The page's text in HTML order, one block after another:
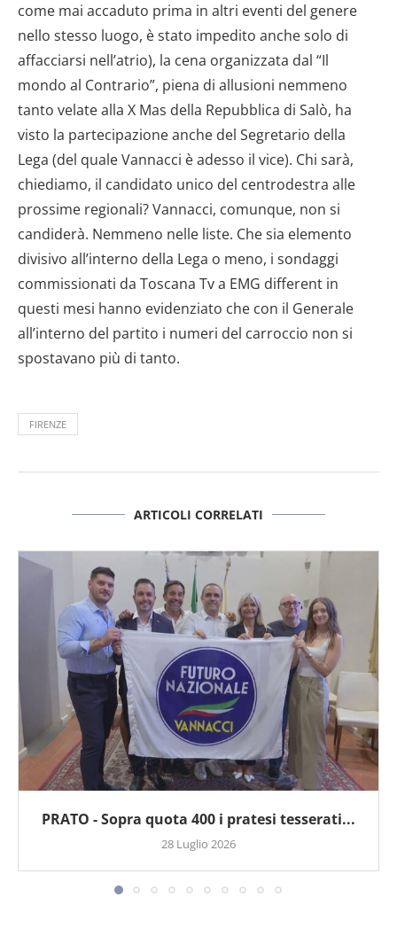
come mai accaduto prima in altri eventi del genere
nello stesso luogo, è stato impedito anche solo di
affacciarsi nell’atrio), la cena organizzata dal “Il
mondo al Contrario”, piena di allusioni nemmeno
tanto velate alla X Mas della Repubblica di Salò, ha
visto la partecipazione anche del Segretario della
Lega (del quale Vannacci è adesso il vice). Chi sarà,
chiediamo, il candidato unico del centrodestra alle
prossime regionali? Vannacci, comunque, non si
candiderà. Nemmeno nelle liste. Che sia elemento
divisivo all’interno della Lega o meno, i sondaggi
commissionati da Toscana Tv a EMG different in
questi mesi hanno evidenziato che con il Generale
all’interno del partito i numeri del carroccio non si
spostavano più di tanto.
FIRENZE
ARTICOLI CORRELATI
PRATO - Sopra quota 400 i pratesi tesserati...
28 Luglio 2026